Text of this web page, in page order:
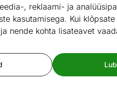
, reklaami- ja
kasutamisega. Kui
nende kohta lisateavet